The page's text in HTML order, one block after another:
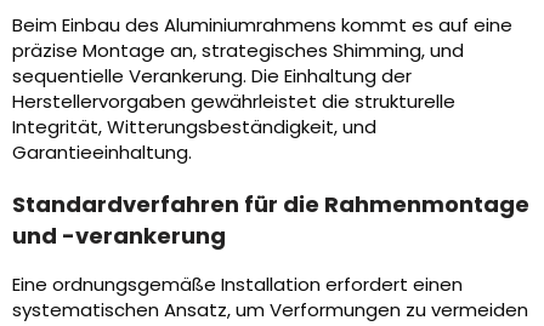
Beim Einbau des Aluminiumrahmens kommt es auf eine
präzise Montage an, strategisches Shimming, und
sequentielle Verankerung. Die Einhaltung der
Herstellervorgaben gewährleistet die strukturelle
Integrität, Witterungsbeständigkeit, und
Garantieeinhaltung.
Standardverfahren für die Rahmenmontage
und -verankerung
Eine ordnungsgemäße Installation erfordert einen
systematischen Ansatz, um Verformungen zu vermeiden